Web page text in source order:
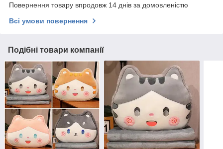
Повернення товару впродовж 14 днів за домовленістю
Всі умови повернення
Подібні товари компанії